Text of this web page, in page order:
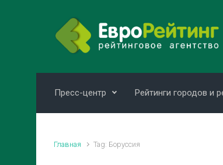
Пресс-центр Рейтинги городов и
Главная Tag: Боруссия